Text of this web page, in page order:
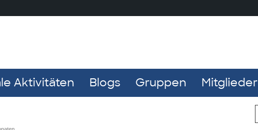
Aktivitäten Blogs Gruppen Mitglieder